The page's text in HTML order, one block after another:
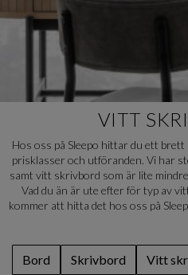
VITT
Hos oss på Sleepo hittar du ett
prisklasser och utföranden. Vi har
samt vitt skrivbord som är lite
Vad du än är ute efter för typ av
kommer att hitta det hos oss på
Bord Skrivbord Vitt